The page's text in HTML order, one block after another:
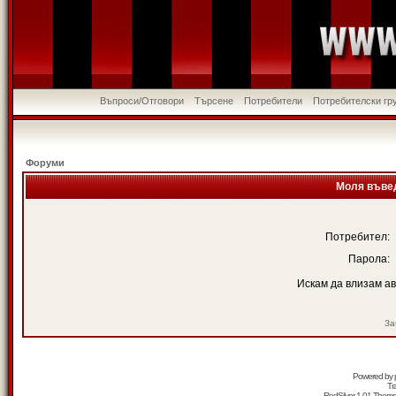
Въпроси/Отговори Търсене Потребители Потребителски
Форуми
Моля
Потребител:
Парола:
Искам да влизам
Powered by